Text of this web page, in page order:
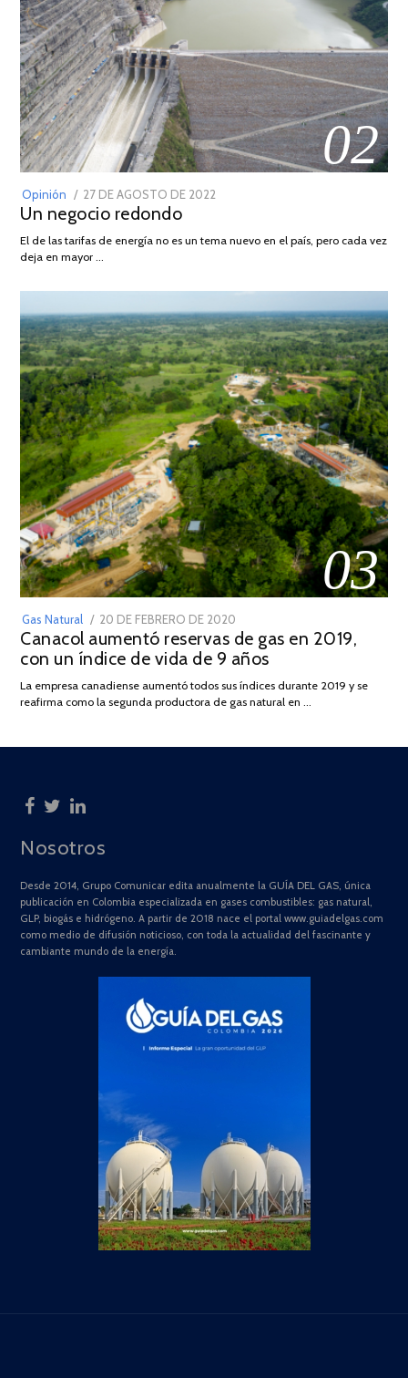
02
Opinión
POSTED
ON
27 DE AGOSTO DE 2022
DE
Un negocio redondo
El de las tarifas de energía no es un tema nuevo en el país, pero cada vez
deja en mayor …
03
Gas Natural
POSTED
ON
20 DE FEBRERO DE 2020
DE
JULIO
2025
Canacol aumentó reservas de gas en 2019,
con un índice de vida de 9 años
La empresa canadiense aumentó todos sus índices durante 2019 y se
reafirma como la segunda productora de gas natural en …
Nosotros
Desde 2014, Grupo Comunicar edita anualmente la GUÍA DEL GAS, única
publicación en Colombia especializada en gases combustibles: gas natural,
GLP, biogás e hidrógeno. A partir de 2018 nace el portal www.guiadelgas.com
como medio de difusión noticioso, con toda la actualidad del fascinante y
cambiante mundo de la energía.